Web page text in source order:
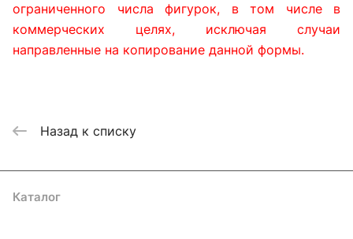
ограниченного числа фигурок, в том числе в
коммерческих целях, исключая случаи
направленные на копирование данной формы.
Назад к списку
Каталог